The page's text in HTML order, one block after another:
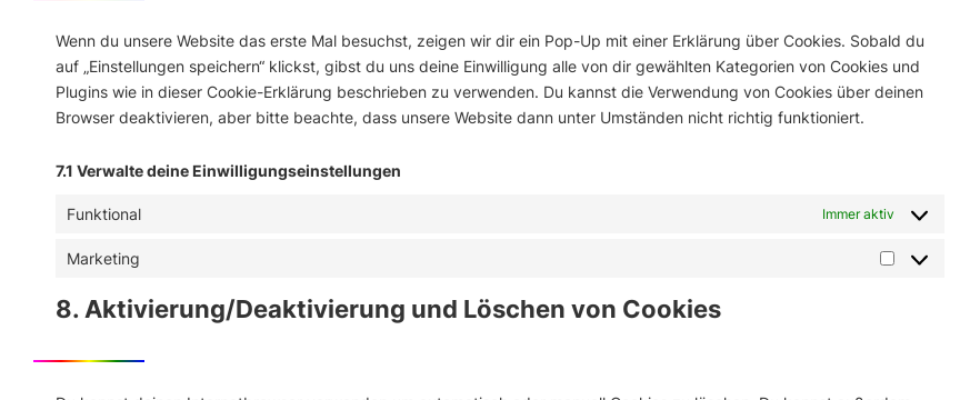
Wenn du unsere Website das erste Mal besuchst, zeigen wir dir ein Pop-Up mit einer Erklärung über Cookies. Sobald du
auf „Einstellungen speichern“ klickst, gibst du uns deine Einwilligung alle von dir gewählten Kategorien von Cookies und
Plugins wie in dieser Cookie-Erklärung beschrieben zu verwenden. Du kannst die Verwendung von Cookies über deinen
Browser deaktivieren, aber bitte beachte, dass unsere Website dann unter Umständen nicht richtig funktioniert.
7.1 Verwalte deine Einwilligungseinstellungen
Funktional Immer aktiv
Marketing
Marketing
8. Aktivierung/Deaktivierung und Löschen von Cookies